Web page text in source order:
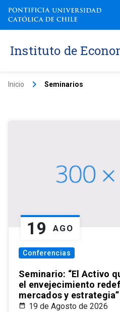
Instituto de
Inicio keyboard_arrow_right Seminarios
19 AGO
Conferencias
Seminario: “El Activo
el envejecimiento
mercados y estrategia”
19 de Agosto de 2026